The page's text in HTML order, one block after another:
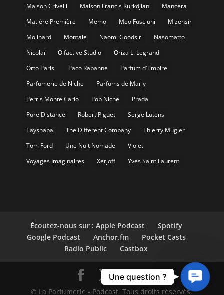
Maison Crivelli
Maison Francis Kurkdjian
Mancera
Matière Première
Memo Meo Fusciuni
Mizensir
Molinard
Montale Naomi Goodsir
Nasomatto
Nicolaï
Olfactive Studio
Oriza L. Legrand
Orto Parisi
Paco Rabanne
Parfum d'Empire
Parfumerie de Niche
Parfums de Marly
Perris Monte Carlo
Pop Niche
Prada
Pure Distance
Robert Piguet
Serge Lutens
Tayshaba
The Different Company
Thierry Mugler
Tom Ford
Une Nuit Nomade
Violet
Voyages Imaginaires
Xerjoff Yves Saint Laurent
Écoutez-nous sur : Apple Podcast
Spotify
Google Podcast
Anchor.fm
Pocket Casts
Radio Public
Castbox
© La Parfumerie - Podcast. Tous droits réservés.
Contact
Une question ?